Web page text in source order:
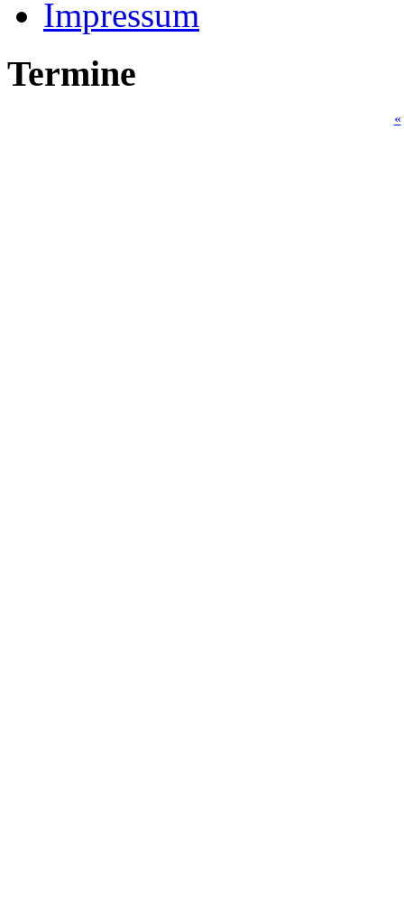
Impressum
Termine
«